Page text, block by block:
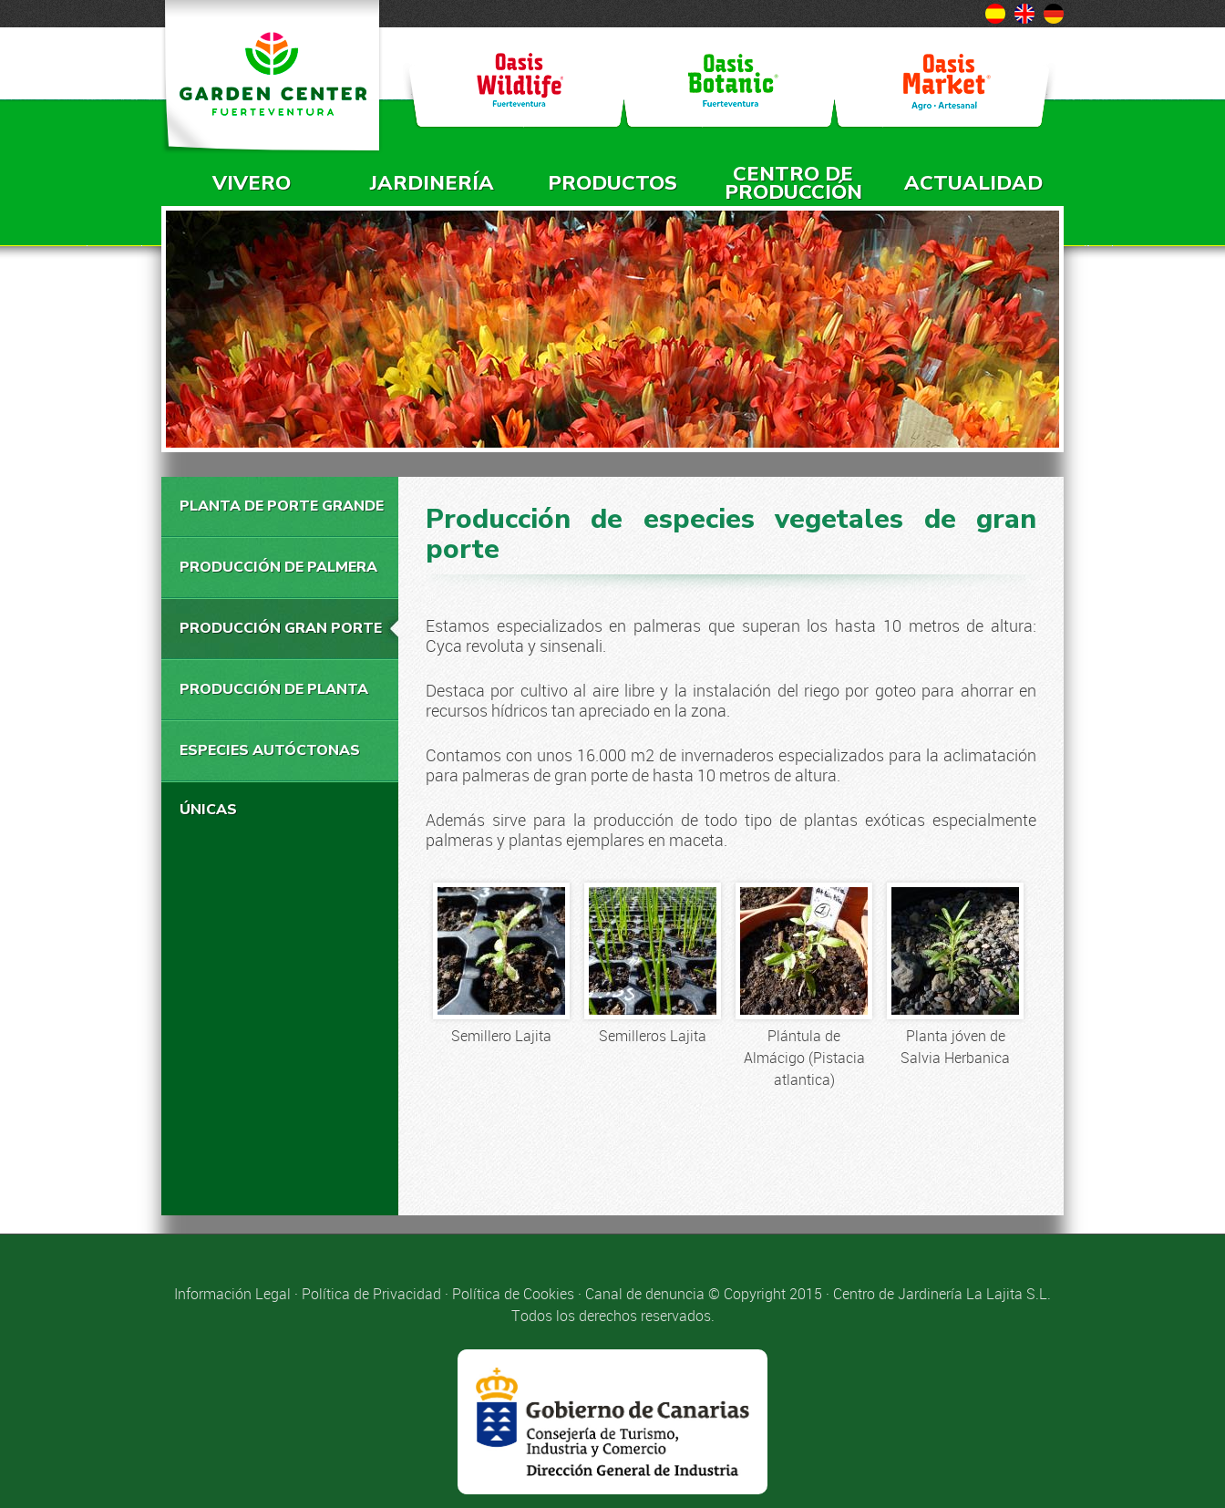
Producción de especies vegetales de gran
porte
Estamos especializados en palmeras que superan los hasta 10 metros de altura:
Cyca revoluta y sinsenali.
Destaca por cultivo al aire libre y la instalación del riego por goteo para ahorrar en
recursos hídricos tan apreciado en la zona.
Contamos con unos 16.000 m2 de invernaderos especializados para la aclimatación
para palmeras de gran porte de hasta 10 metros de altura.
Además sirve para la producción de todo tipo de plantas exóticas especialmente
palmeras y plantas ejemplares en maceta.
Semillero Lajita Semilleros Lajita
Plántula de
Almácigo (Pistacia
atlantica)
Planta jóven de
Salvia Herbanica
MENÚ PRINCIPAL
VIVERO JARDINERÍA PRODUCTOS CENTRO DE
PRODUCCIÓN ACTUALIDAD
PLANTA DE PORTE GRANDE
PRODUCCIÓN DE PALMERA
PRODUCCIÓN GRAN PORTE
PRODUCCIÓN DE PLANTA
ESPECIES AUTÓCTONAS
ÚNICAS
Información Legal · Política de Privacidad · Política de Cookies · Canal de denuncia © Copyright 2015 · Centro de Jardinería La Lajita S.L.
Todos los derechos reservados.